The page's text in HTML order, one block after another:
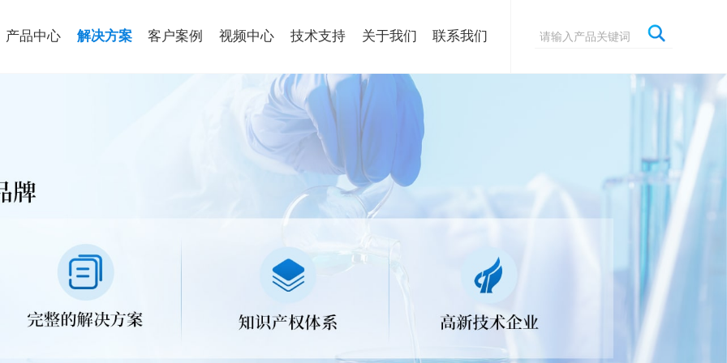
产品中心 解决方案 客户案例 视频中心 技术支持 关于我们 联系我们